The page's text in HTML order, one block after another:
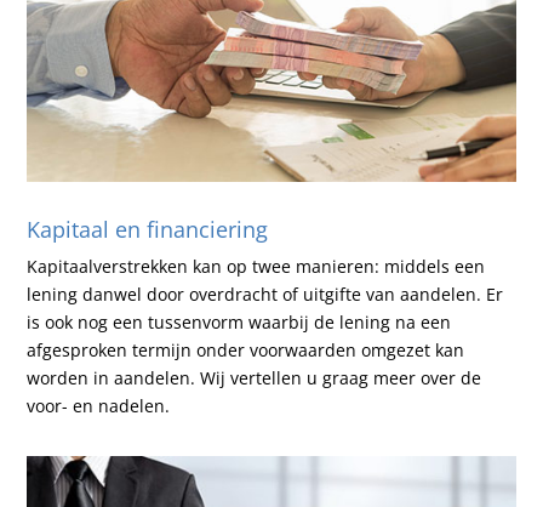
Kapitaal en financiering
Kapitaalverstrekken kan op twee manieren: middels een
lening danwel door overdracht of uitgifte van aandelen. Er
is ook nog een tussenvorm waarbij de lening na een
afgesproken termijn onder voorwaarden omgezet kan
worden in aandelen. Wij vertellen u graag meer over de
voor- en nadelen.